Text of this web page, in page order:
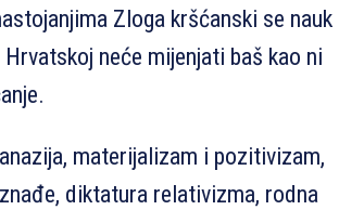
Zloga kršćanski se nauk
neće mijenjati baš kao ni
materijalizam i pozitivizam,
diktatura relativizma, rodna